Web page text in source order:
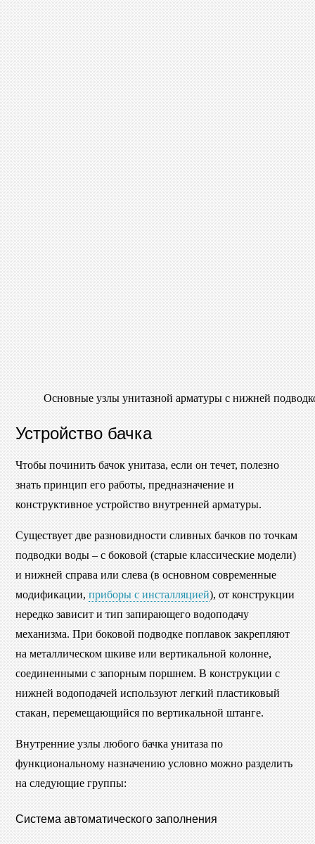
Основные узлы унитазной арматуры с нижней
Устройство бачка
Чтобы починить бачок унитаза, если он течет, полезно
знать принцип его работы, предназначение и
конструктивное устройство внутренней арматуры.
Существует две разновидности сливных бачков по точкам
подводки воды – с боковой (старые классические модели)
и нижней справа или слева (в основном современные
модификации, приборы с инсталляцией), от конструкции
нередко зависит и тип запирающего водоподачу
механизма. При боковой подводке поплавок закрепляют
на металлическом шкиве или вертикальной колонне,
соединенными с запорным поршнем. В конструкции с
нижней водоподачей используют легкий пластиковый
стакан, перемещающийся по вертикальной штанге.
Внутренние узлы любого бачка унитаза по
функциональному назначению условно можно разделить
на следующие группы:
Система автоматического заполнения